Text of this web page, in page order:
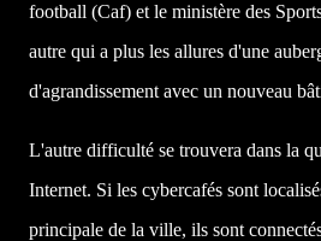
football (Caf) et le ministère des
autre qui a plus les allures d'une
d'agrandissement avec un nouveau
L'autre difficulté se trouvera dans la
Internet. Si les cybercafés sont
principale de la ville, ils sont